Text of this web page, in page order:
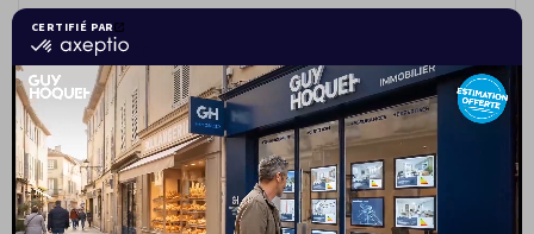
03 75 08 95 26
Site de l'agence Voir les biens